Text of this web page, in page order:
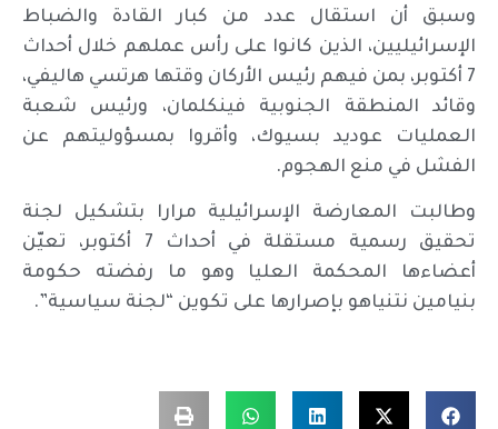
وسبق أن استقال عدد من كبار القادة والضباط
الإسرائيليين، الذين كانوا على رأس عملهم خلال أحداث
7 أكتوبر، بمن فيهم رئيس الأركان وقتها هرتسي هاليفي،
وقائد المنطقة الجنوبية فينكلمان، ورئيس شعبة
العمليات عوديد بسيوك، وأقروا بمسؤوليتهم عن
الفشل في منع الهجوم.
وطالبت المعارضة الإسرائيلية مرارا بتشكيل لجنة
تحقيق رسمية مستقلة في أحداث 7 أكتوبر، تعيّن
أعضاءها المحكمة العليا وهو ما رفضته حكومة
بنيامين نتنياهو بإصرارها على تكوين “لجنة سياسية”.